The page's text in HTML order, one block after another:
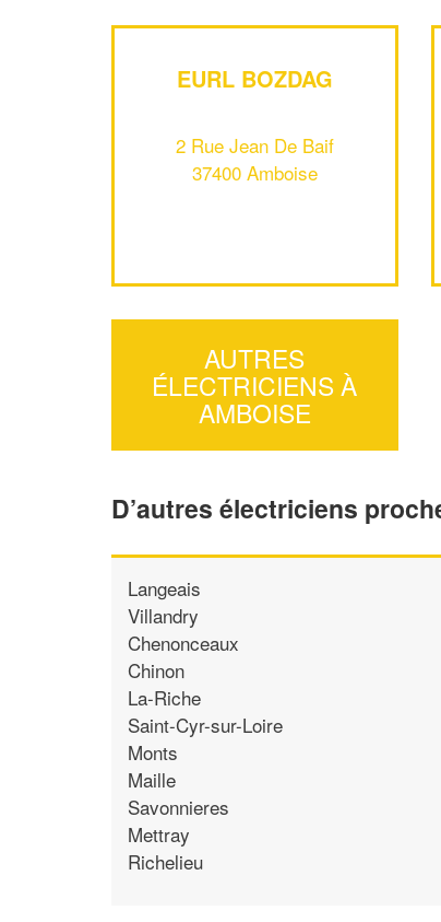
EURL BOZDAG
2 Rue Jean De Baif
37400 Amboise
AUTRES
ÉLECTRICIENS À
AMBOISE
D’autres électriciens
Langeais
Villandry
Chenonceaux
Chinon
La-Riche
Saint-Cyr-sur-Loire
Monts
Maille
Savonnieres
Mettray
Richelieu